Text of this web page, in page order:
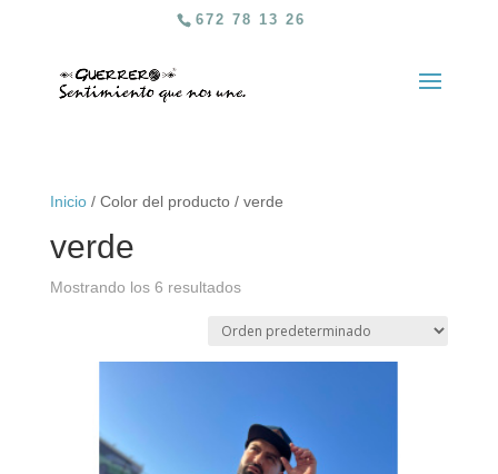
672 78 13 26
Inicio/ Color del producto / verde
verde
Mostrando los 6 resultados